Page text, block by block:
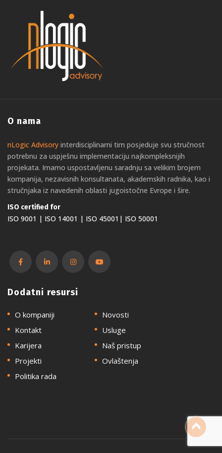
O nama
nLogic Advisory interdisciplinarni tim posjeduje svu stručnost
potrebnu za uspješnu implementaciju najkompleksnijih
projekata. Imamo uspostavljenu saradnju sa velikim brojem
kompanija, nezavisnih konsultanata, akademskih radnika, kao i
stručnjaka iz navedenih oblasti jugoistočne Evrope i šire.
ISO certified for
ISO 9001 | ISO 14001 | ISO 45001| ISO 50001
Dodatni resursi
O kompaniji
Novosti
Kontakt
Usluge
Karijera
Naš pristup
Projekti
Ovlaštenja
Politika rada